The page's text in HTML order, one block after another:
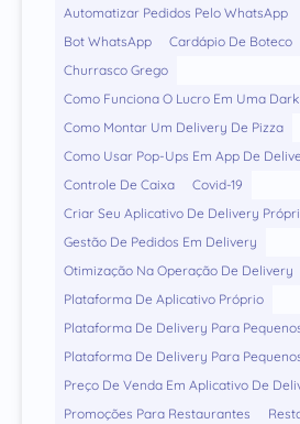
Automatizar Pedidos Pelo WhatsApp
Bot WhatsApp
Cardápio De Boteco
Churrasco Grego
Como Funciona O Lucro Em Uma
Como Montar Um Delivery De Pizza
Como Usar Pop-Ups Em App De
Controle De Caixa
Covid-19
Criar Seu Aplicativo De Delivery
Gestão De Pedidos Em Delivery
Otimização Na Operação De Delivery
Plataforma De Aplicativo Próprio
Plataforma De Delivery Para
Plataforma De Delivery Para
Preço De Venda Em Aplicativo De
Promoções Para Restaurantes